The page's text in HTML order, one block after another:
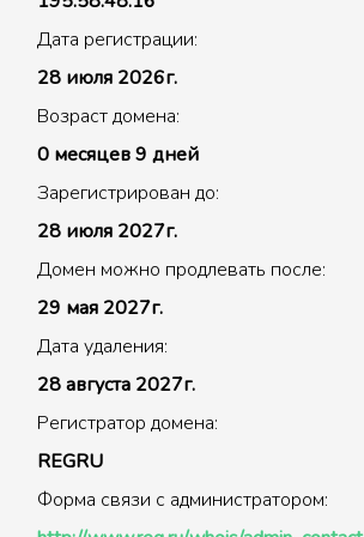
Дата регистрации:
28 июля 2026г.
Возраст домена:
0 месяцев 9 дней
Зарегистрирован до:
28 июля 2027г.
Домен можно продлевать после:
29 мая 2027г.
Дата удаления:
28 августа 2027г.
Регистратор домена:
REGRU
Форма связи с администратором: